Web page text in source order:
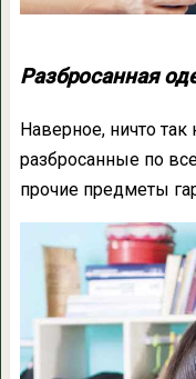
Разбросанная
Наверное, ничто
разбросанные по
прочие предметы